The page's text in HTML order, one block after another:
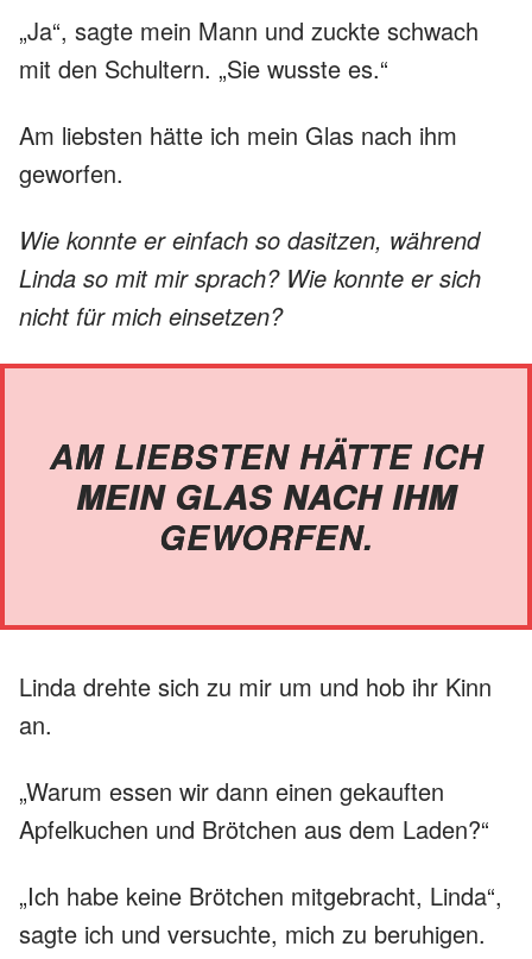
„Ja“, sagte mein Mann und zuckte schwach
mit den Schultern. „Sie wusste es.“
Am liebsten hätte ich mein Glas nach ihm
geworfen.
Wie konnte er einfach so dasitzen, während
Linda so mit mir sprach? Wie konnte er sich
nicht für mich einsetzen?
AM LIEBSTEN HÄTTE ICH
MEIN GLAS NACH IHM
GEWORFEN.
Linda drehte sich zu mir um und hob ihr Kinn
an.
„Warum essen wir dann einen gekauften
Apfelkuchen und Brötchen aus dem Laden?“
„Ich habe keine Brötchen mitgebracht, Linda“,
sagte ich und versuchte, mich zu beruhigen.